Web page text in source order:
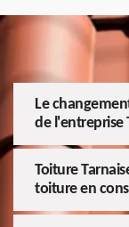
Le
de l'entreprise
Toiture
toiture en